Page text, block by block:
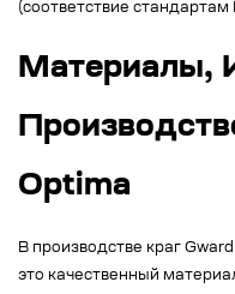
(соответствие стандартам
Материалы,
Optima
В производстве краг
это качественный